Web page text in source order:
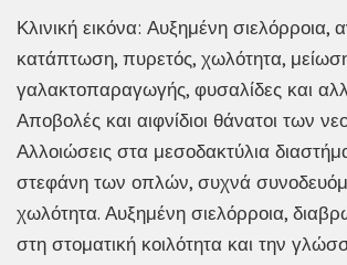
Κλινική εικόνα: Αυξημένη σιελόρροια,
κατάπτωση, πυρετός, χωλότητα,
γαλακτοπαραγωγής, φυσαλίδες και
Αποβολές και αιφνίδιοι θάνατοι των
Αλλοιώσεις στα μεσοδακτύλια
στεφάνη των οπλών, συχνά
χωλότητα. Αυξημένη σιελόρροια,
στη στοματική κοιλότητα και την